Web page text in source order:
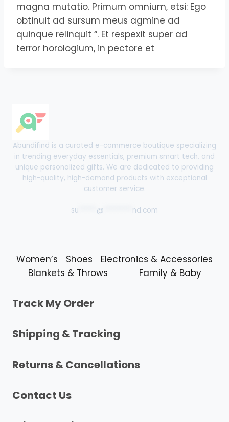
magna mutatio. Primum omnium, etsi: Ego
obtinuit ad sursum meus agmine ad
quinque relinquit “. Et respexit super ad
terror horologium, in pectore et
Abundifind is a curated e-commerce boutique specializing
in trending everyday essentials, premium smart tech, and
unique personalized gifts. We are dedicated to providing
high-quality, high-demand products with exceptional
customer service.
su @ nd.com
Women’s Shoes
Electronics & Accessories
Blankets & Throws
Family & Baby
Track My Order
Shipping & Tracking
Returns & Cancellations
Contact Us